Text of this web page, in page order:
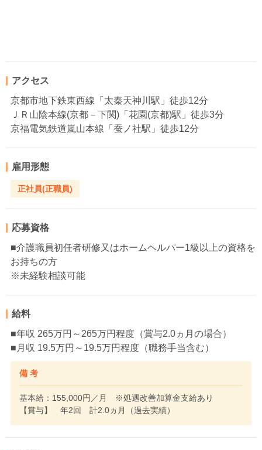
アクセス
京都市地下鉄東西線「太秦天神川駅」徒歩12分
ＪＲ山陰本線(京都－下関)「花園(京都)駅」徒歩3分
京福電気鉄道嵐山本線「蚕ノ社駅」徒歩12分
雇用形態
正社員(正職員)
応募資格
■介護職員初任者研修又はホームヘルパー1級以上の資格を
お持ちの方
※未経験相談可能
給料
■年収 265万円～265万円程度（賞与2.0ヵ月の場合）
■月収 19.5万円～19.5万円程度（職務手当含む）
備 考
基本給：155,000円／月 ※処遇改善加算金支給あり
【賞与】 年2回 計2.0ヵ月（過去実績）